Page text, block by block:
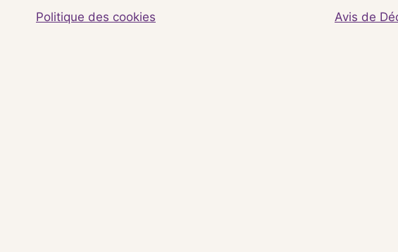
Politique des cookies Avis de